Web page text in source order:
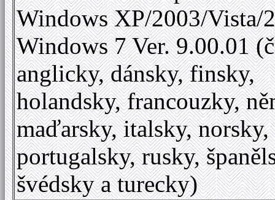
Windows XP/2003/Vista/
Windows 7 Ver. 9.00.01
anglicky, dánsky, finsky,
holandsky, francouzky,
maďarsky, italsky,
portugalsky, rusky,
švédsky a turecky)